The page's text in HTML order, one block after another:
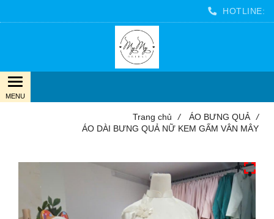
HOTLINE:
Trang chủ / ÁO BƯNG QUẢ
/
ÁO DÀI BƯNG QUẢ NỮ KEM GẤM VÂN MÂY